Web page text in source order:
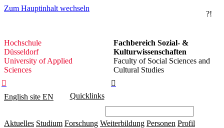
Zum Hauptinhalt wechseln
?!
Hochschule
Düsseldorf
Hochschule
Düsseldorf
University of Applied
Sciences
Fachbereich Sozial- &
Kulturwissenschaften
Faculty of Social Sciences and
Cultural Studies


English site EN Quicklinks
Aktuelles Studium Forschung Weiterbildung Personen Profil